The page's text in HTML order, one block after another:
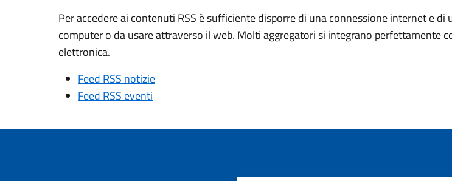
Per accedere ai contenuti RSS è sufficiente disporre di una connessione internet e
computer o da usare attraverso il web. Molti aggregatori si integrano perfettamente
elettronica.
Feed RSS notizie
Feed RSS eventi